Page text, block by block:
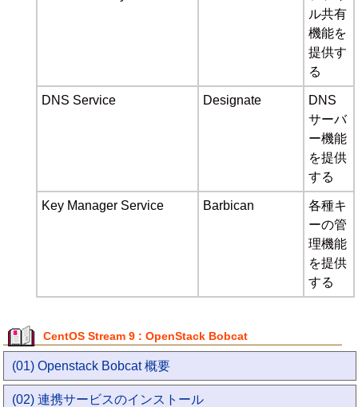
ル共有
機能を
提供す
る
DNS Service Designate
DNS
サーバ
ー機能
を提供
する
Key Manager Service Barbican
各種キ
ーの管
理機能
を提供
する
CentOS Stream 9 : OpenStack Bobcat
(01) Openstack Bobcat 概要
(02) 連携サービスのインストール